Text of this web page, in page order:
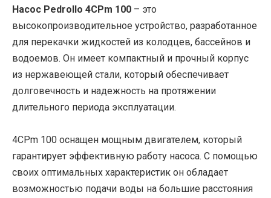
Насос Pedrollo 4CPm 100 – это
высокопроизводительное устройство, разработанное
для перекачки жидкостей из колодцев, бассейнов и
водоемов. Он имеет компактный и прочный корпус
из нержавеющей стали, который обеспечивает
долговечность и надежность на протяжении
длительного периода эксплуатации.
4CPm 100 оснащен мощным двигателем, который
гарантирует эффективную работу насоса. С помощью
своих оптимальных характеристик он обладает
возможностью подачи воды на большие расстояния